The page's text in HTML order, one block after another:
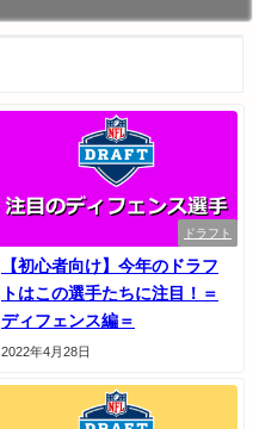
ドラフト
【初心者向け】今年のドラフ
トはこの選手たちに注目！＝
ディフェンス編＝
2022年4月28日